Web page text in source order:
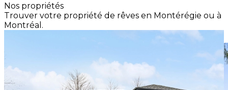
Nos propriétés
Trouver votre propriété de rêves en Montérégie ou à
Montréal.